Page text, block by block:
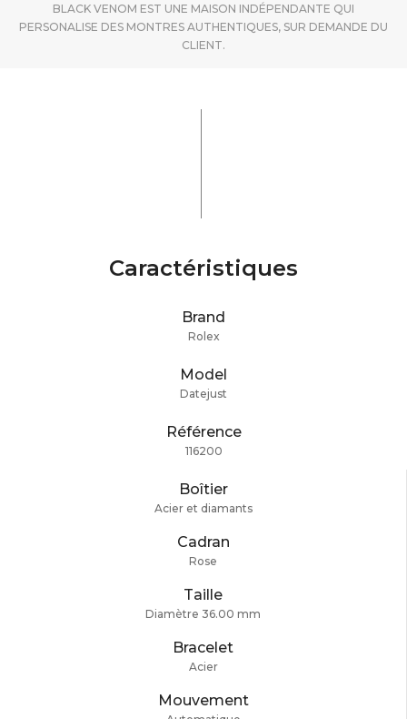
BLACK VENOM EST UNE MAISON INDÉPENDANTE QUI
PERSONALISE DES MONTRES AUTHENTIQUES, SUR DEMANDE DU
CLIENT.
Caractéristiques
Brand
Rolex
Model
Datejust
Référence
116200
Boîtier
Acier et diamants
Cadran
Rose
Taille
Diamètre 36.00 mm
Bracelet
Acier
Mouvement